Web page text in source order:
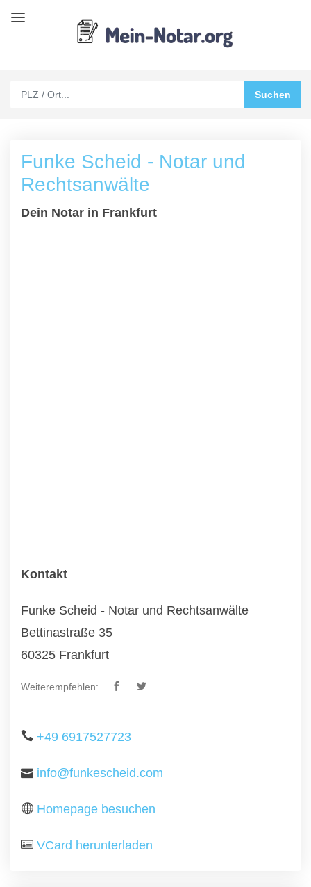
Funke Scheid - Notar und
Rechtsanwälte
Dein Notar in Frankfurt
Kontakt
Funke Scheid - Notar und Rechtsanwälte
Bettinastraße 35
60325 Frankfurt
Weiterempfehlen:
+49 6917527723
info@funkescheid.com
Homepage besuchen
VCard herunterladen